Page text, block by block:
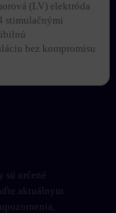
(LV) elektróda
stimulačnými
bez kompromisu
sú určené
aktuálnym